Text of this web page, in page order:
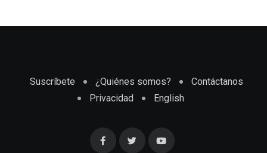
Suscríbete ¿Quiénes somos?
Contáctanos
Privacidad
English